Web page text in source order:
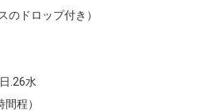
のドロップ付き）
.26水
程）